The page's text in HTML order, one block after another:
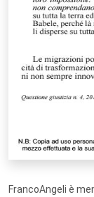
FrancoAngeli è